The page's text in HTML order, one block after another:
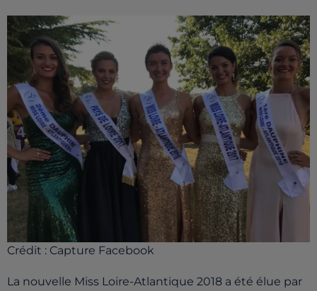
Crédit : Capture Facebook
La nouvelle Miss Loire-Atlantique 2018 a été élue par